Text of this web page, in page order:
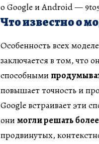
о Google и Android —
Что известно о
Особенность всех
заключается в том, что
способными
повышает точность и
Google встраивает эти
онимогли решать
продвинутых,